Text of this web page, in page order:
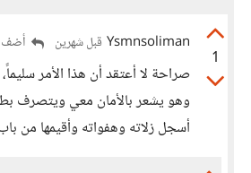
1
Ysmnsoliman قبل شهرين أضف
صراحة لا أعتقد أن هذا الأمر
وهو يشعر بالأمان معي ويتصرف
أسجل زلاته وهفواته وأقيمها من